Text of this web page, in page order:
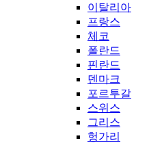
이탈리아
프랑스
체코
폴란드
핀란드
덴마크
포르투갈
스위스
그리스
헝가리